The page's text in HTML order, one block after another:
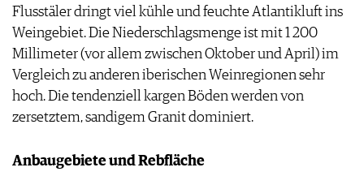
Flusstäler dringt viel kühle und feuchte Atlantikluft ins
Weingebiet. Die Niederschlagsmenge ist mit 1 200
Millimeter (vor allem zwischen Oktober und April) im
Vergleich zu anderen iberischen Weinregionen sehr
hoch. Die tendenziell kargen Böden werden von
zersetztem, sandigem Granit dominiert.
Anbaugebiete und Rebfläche